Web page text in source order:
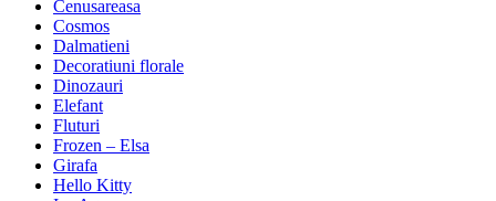
Cenusareasa
Cosmos
Dalmatieni
Decoratiuni florale
Dinozauri
Elefant
Fluturi
Frozen – Elsa
Girafa
Hello Kitty